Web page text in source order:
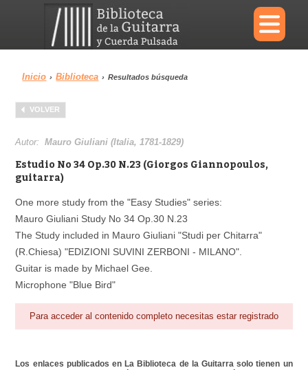
×
Menu
Biblioteca
Área personal
Inicio › Biblioteca › Resultados búsqueda
VOLVER
Autor:Mauro Giuliani (Italia, 1781-1829)
Estudio No 34 Op.30 N.23 (Giorgos Giannopoulos,
guitarra)
One more study from the "Easy Studies" series:
Mauro Giuliani Study No 34 Op.30 N.23
The Study included in Mauro Giuliani "Studi per Chitarra"
(R.Chiesa) "EDIZIONI SUVINI ZERBONI - MILANO".
Guitar is made by Michael Gee.
Microphone "Blue Bird"
Para acceder al contenido completo necesitas estar registrado
Los enlaces publicados en La Biblioteca de la Guitarra solo tienen un